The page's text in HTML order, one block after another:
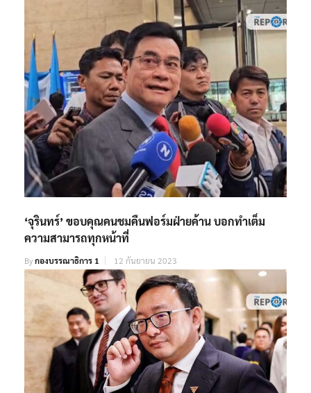
‘จุรินทร์’ ขอบคุณคนชมคืนฟอร์มฝ่ายค้าน บอกทำเต็ม
ความสามารถทุกหน้าที่
Byกองบรรณาธิการ 1 12 กันยายน 2023